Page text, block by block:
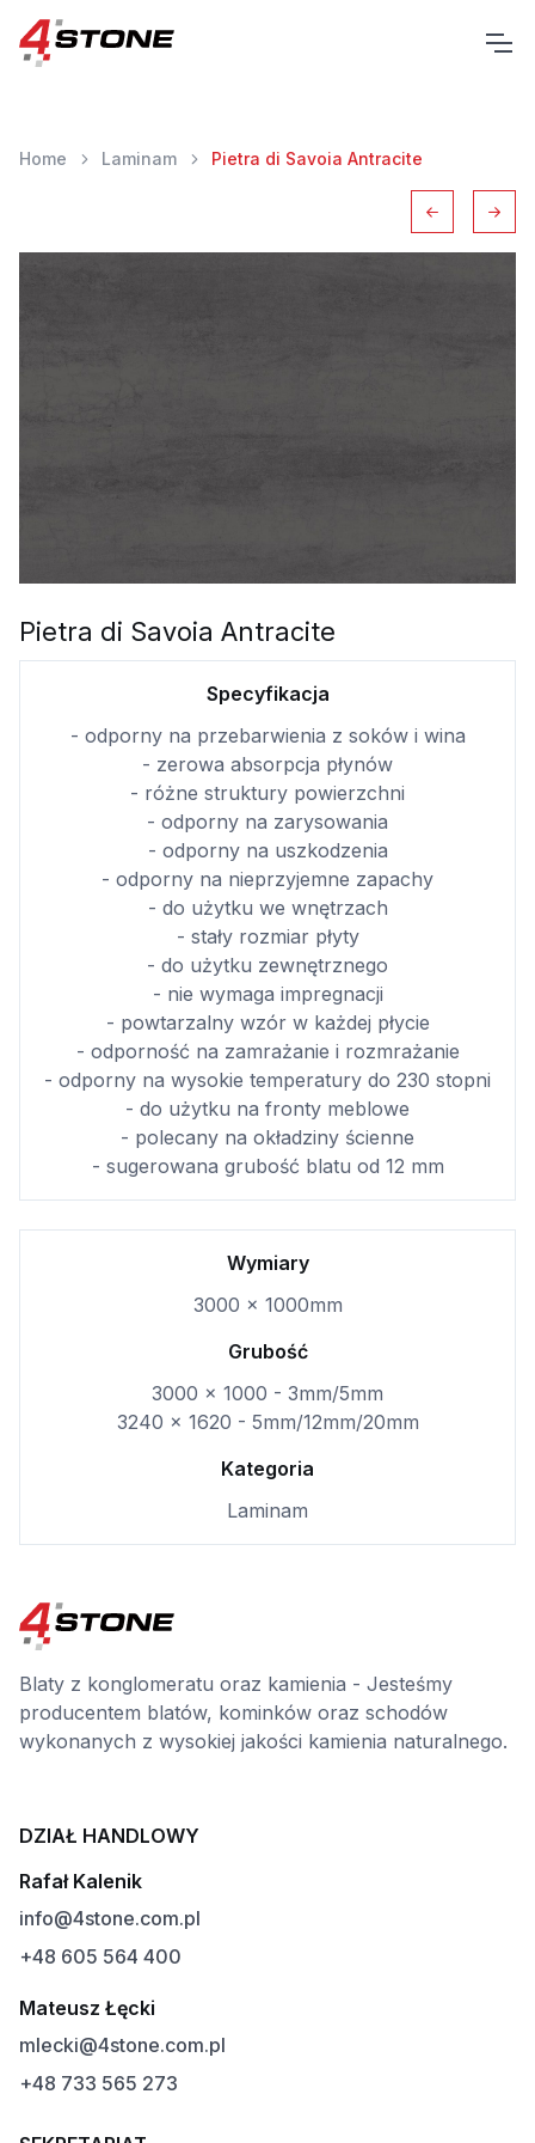
Home Laminam Pietra di Savoia Antracite
Pietra di Savoia Antracite
Specyfikacja
- odporny na przebarwienia z soków i wina
- zerowa absorpcja płynów
- różne struktury powierzchni
- odporny na zarysowania
- odporny na uszkodzenia
- odporny na nieprzyjemne zapachy
- do użytku we wnętrzach
- stały rozmiar płyty
- do użytku zewnętrznego
- nie wymaga impregnacji
- powtarzalny wzór w każdej płycie
- odporność na zamrażanie i rozmrażanie
- odporny na wysokie temperatury do 230 stopni
- do użytku na fronty meblowe
- polecany na okładziny ścienne
- sugerowana grubość blatu od 12 mm
Wymiary
3000 x 1000mm
Grubość
3000 x 1000 - 3mm/5mm
3240 x 1620 - 5mm/12mm/20mm
Kategoria
Laminam
Blaty z konglomeratu oraz kamienia - Jesteśmy
producentem blatów, kominków oraz schodów
wykonanych z wysokiej jakości kamienia naturalnego.
DZIAŁ HANDLOWY
Rafał Kalenik
info@4stone.com.pl
+48 605 564 400
Mateusz Łęcki
mlecki@4stone.com.pl
+48 733 565 273